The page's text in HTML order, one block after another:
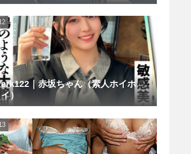
erk122｜赤坂ちゃん（素人ホイホ
イ）